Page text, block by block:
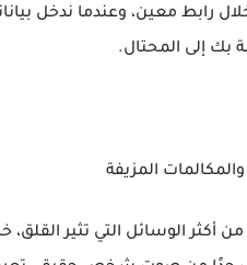
رابط معين، وعندما ندخل
بك إلى المحتال.
أكثر الوسائل التي تثير القلق،